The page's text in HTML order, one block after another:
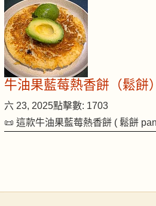
牛油果藍莓熱香餅（鬆餅）
六 23, 2025點擊數: 1703
📜 這款牛油果藍莓熱香餅 ( 鬆餅